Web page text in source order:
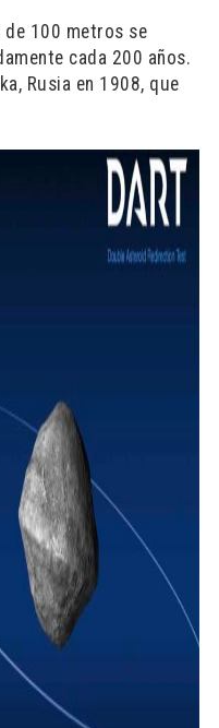
de 100 metros se
cada 200 años.
Rusia en 1908, que